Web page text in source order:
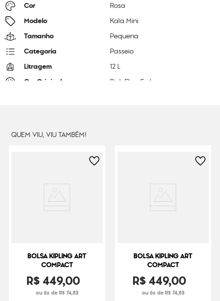
Cor Rosa
Modelo Kala Mini
Tamanho Pequena
Categoria Passeio
Litragem 12 L
Cor Original Pink Flow Emb
QUEM VIU, VIU TAMBÉM!
BOLSA KIPLING ART
COMPACT
R$449,00
ou 6x de R$ 74,83
BOLSA KIPLING ART
COMPACT
R$449,00
ou 6x de R$ 74,83